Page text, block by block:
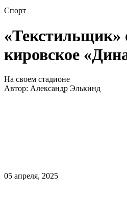
Спорт
«Текстильщик»
кировское
На своем стадионе
Автор: Александр Элькинд
05 апреля, 2025